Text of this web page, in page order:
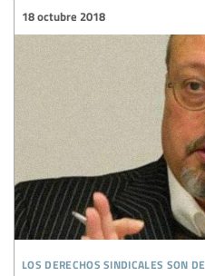
los derechos sindicales son
18 octubre 2018